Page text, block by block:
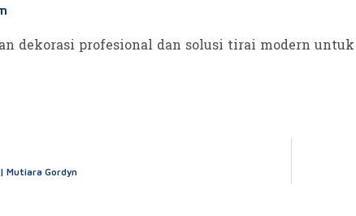
dekorasi profesional dan solusi tirai modern
Mutiara Gordyn